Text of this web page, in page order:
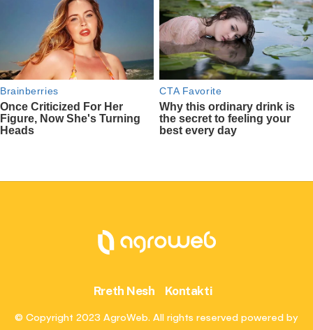
Rreth Nesh Kontakti
© Copyright 2023 AgroWeb. All rights reserved powered by